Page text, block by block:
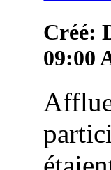
Créé:
09:00